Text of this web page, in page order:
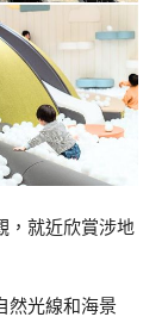
，就近欣賞涉地
然光線和海景